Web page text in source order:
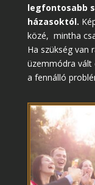
legfontosabb
házasoktól.
közé, mintha
Ha szükség van
üzemmódra vált
a fennálló